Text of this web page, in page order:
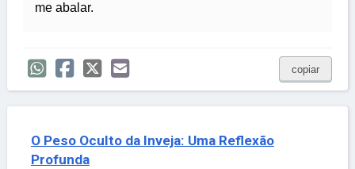
me abalar.
copiar
O Peso Oculto da Inveja: Uma Reflexão
Profunda